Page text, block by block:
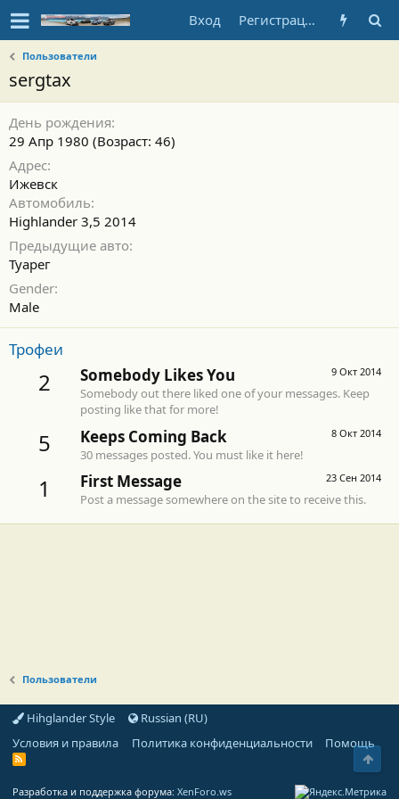
Вход Регистрация
Пользователи
sergtax
День рождения
29 Апр 1980 (Возраст: 46)
Адрес
Ижевск
Автомобиль
Highlander 3,5 2014
Предыдущие авто
Туарег
Gender
Male
Трофеи
2 9 Окт 2014
Somebody Likes You
Somebody out there liked one of your messages. Keep
posting like that for more!
5 8 Окт 2014
Keeps Coming Back
30 messages posted. You must like it here!
1 23 Сен 2014
First Message
Post a message somewhere on the site to receive this.
Пользователи
Hihglander Style
Russian (RU)
Условия и правила
Политика конфиденциальности Помощь
R
Разработка и поддержка форума: XenForo.ws